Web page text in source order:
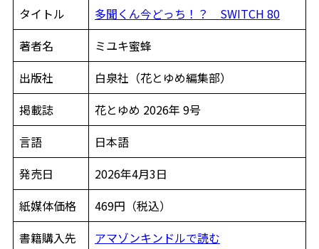
タイトル
多聞くん今どっち！？ SWITCH 80
著者名
ミユキ蜜蜂
出版社
白泉社（花とゆめ編集部）
掲載誌
花とゆめ 2026年 9号
言語
日本語
発売日
2026年4月3日
紙媒体価格
469円（税込）
書籍購入先
アマゾンキンドルで読む